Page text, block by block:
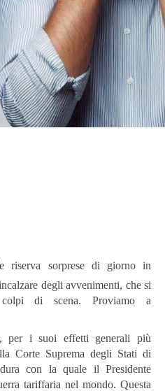
riserva sorprese di giorno in
degli avvenimenti, che si
colpi di scena. Proviamo a
per i suoi effetti generali più
Corte Suprema degli Stati di
con la quale il Presidente
tariffaria nel mondo. Questa